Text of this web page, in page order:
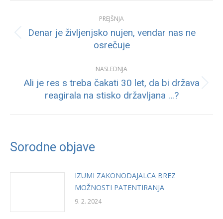
navigation
PREJŠNJA
Previous
post:
Denar je življenjsko nujen, vendar nas ne
osrečuje
NASLEDNJA
Next
post:
Ali je res s treba čakati 30 let, da bi država
reagirala na stisko državljana …?
Sorodne objave
IZUMI ZAKONODAJALCA BREZ
MOŽNOSTI PATENTIRANJA
9. 2. 2024